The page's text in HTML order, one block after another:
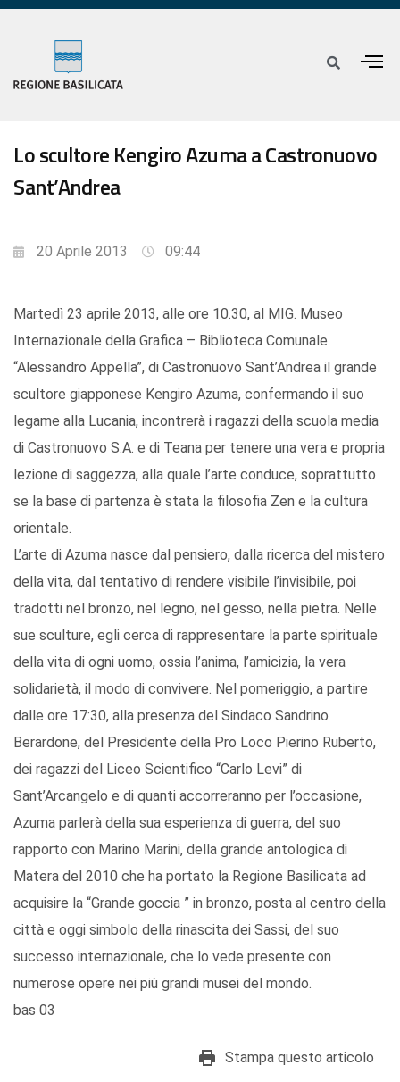
Lo scultore Kengiro Azuma a Castronuovo
Sant’Andrea
20 Aprile 2013 09:44
Martedì 23 aprile 2013, alle ore 10.30, al MIG. Museo
Internazionale della Grafica – Biblioteca Comunale
“Alessandro Appella”, di Castronuovo Sant’Andrea il grande
scultore giapponese Kengiro Azuma, confermando il suo
legame alla Lucania, incontrerà i ragazzi della scuola media
di Castronuovo S.A. e di Teana per tenere una vera e propria
lezione di saggezza, alla quale l’arte conduce, soprattutto
se la base di partenza è stata la filosofia Zen e la cultura
orientale.
L’arte di Azuma nasce dal pensiero, dalla ricerca del mistero
della vita, dal tentativo di rendere visibile l’invisibile, poi
tradotti nel bronzo, nel legno, nel gesso, nella pietra. Nelle
sue sculture, egli cerca di rappresentare la parte spirituale
della vita di ogni uomo, ossia l’anima, l’amicizia, la vera
solidarietà, il modo di convivere. Nel pomeriggio, a partire
dalle ore 17:30, alla presenza del Sindaco Sandrino
Berardone, del Presidente della Pro Loco Pierino Ruberto,
dei ragazzi del Liceo Scientifico “Carlo Levi” di
Sant’Arcangelo e di quanti accorreranno per l’occasione,
Azuma parlerà della sua esperienza di guerra, del suo
rapporto con Marino Marini, della grande antologica di
Matera del 2010 che ha portato la Regione Basilicata ad
acquisire la “Grande goccia ” in bronzo, posta al centro della
città e oggi simbolo della rinascita dei Sassi, del suo
successo internazionale, che lo vede presente con
numerose opere nei più grandi musei del mondo.
bas 03
Stampa questo articolo